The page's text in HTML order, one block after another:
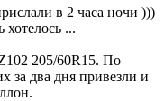
в 2 часа ночи )))
хотелось ...
205/60R15. По
за два дня привезли и